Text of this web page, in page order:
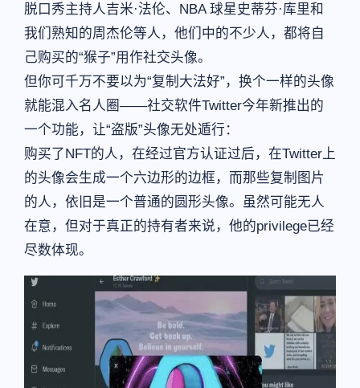
脱口秀主持人吉米·法伦、NBA 球星史蒂芬·库里和
我们熟知的周杰伦等人，他们中的不少人，都将自
己购买的“猴子”用作社交头像。
但你可千万不要以为“复制大法好”，换个一样的头像
就能混入名人圈——社交软件Twitter今年新推出的
一个功能，让“盗版”头像无处遁行：
购买了NFT的人，在经过官方认证过后，在Twitter上
的头像会生成一个六边形的边框，而那些复制图片
的人，依旧是一个普通的圆形头像。虽然可能无人
在意，但对于真正的持有者来说，他的privilege已经
尽数体现。